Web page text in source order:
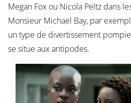
Megan Fox ou Nicola Peltz dans
Monsieur Michael Bay, par
un type de divertissement
se situe aux antipodes.